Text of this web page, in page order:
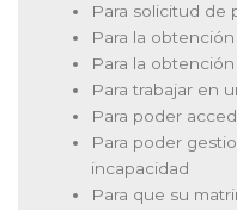
Para solicitud de
Para la
Para la
Para trabajar en
Para poder
Para poder
incapacidad
Para que su